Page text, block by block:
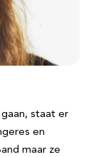
staat er
en
maar ze